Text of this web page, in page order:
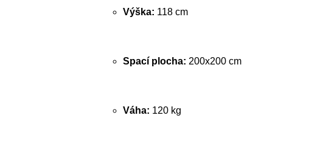
Výška: 118 cm
Spací plocha: 200x200 cm
Váha: 120 kg